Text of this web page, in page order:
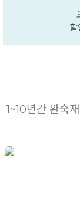
1~10년간 완숙